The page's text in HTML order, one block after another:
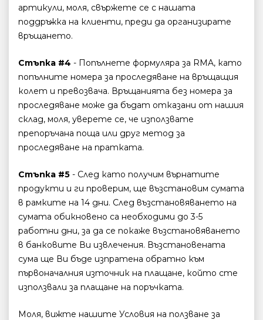
артикули, моля, свържете се с нашата
поддръжка на клиенти, преди да организирате
връщането.
Стъпка #4 - Попълнете формуляра за RMA, като
попълните номера за проследяване на връщащия
колет и превозвача. Връщанията без номера за
проследяване може да бъдат отказани от нашия
склад, моля, уверете се, че използвате
препоръчана поща или друг метод за
проследяване на пратката.
Стъпка #5 - След като получим върнатите
продукти и ги проверим, ще възстановим сумата
в рамките на 14 дни. След възстановяването на
сумата обикновено са необходими до 3-5
работни дни, за да се покаже възстановяването
в банковите Ви извлечения. Възстановената
сума ще Ви бъде изпратена обратно към
първоначалния източник на плащане, който сте
използвали за плащане на поръчката.
Моля, вижте нашите Условия на ползване за